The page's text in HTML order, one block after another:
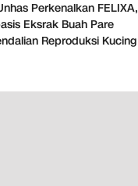
Perkenalkan FELIXA,
Eksrak Buah Pare
Reproduksi Kucing